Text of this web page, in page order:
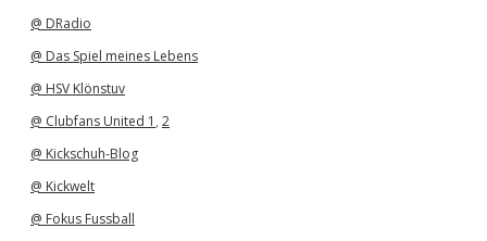
@ DRadio
@ Das Spiel meines Lebens
@ HSV Klönstuv
@ Clubfans United 1 , 2
@ Kickschuh-Blog
@ Kickwelt
@ Fokus Fussball